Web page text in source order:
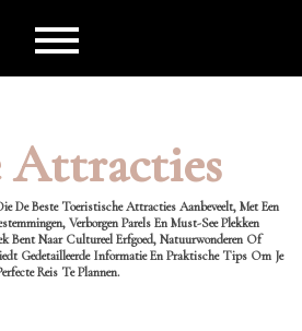
Attracties
De Beste Toeristische Attracties Aanbeveelt, Met Een
Verborgen Parels En Must-See Plekken
Bent Naar Cultureel Erfgoed, Natuurwonderen Of
Gedetailleerde Informatie En Praktische Tips Om Je
Reis Te Plannen.